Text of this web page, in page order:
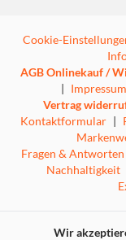
Cookie-
AGB Onlinekauf /
| Impressum
Vertrag
Kontaktformular |
Fragen & Antworten
Nachhaltigkeit
Wir